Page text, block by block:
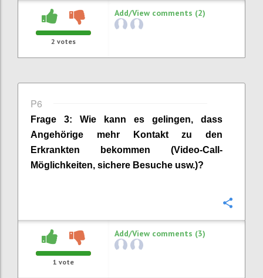
2 votes
Add/View comments (2)
P6
Frage 3: Wie kann es gelingen, dass
Angehörige mehr Kontakt zu den
Erkrankten bekommen (Video-Call-
Möglichkeiten, sichere Besuche usw.)?
1 vote
Add/View comments (3)